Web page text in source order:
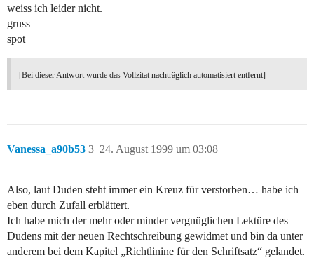
weiss ich leider nicht.
gruss
spot
[Bei dieser Antwort wurde das Vollzitat nachträglich automatisiert entfernt]
Vanessa_a90b53 24. August 1999 um 03:08
3
Also, laut Duden steht immer ein Kreuz für verstorben… habe ich
eben durch Zufall erblättert.
Ich habe mich der mehr oder minder vergnüglichen Lektüre des
Dudens mit der neuen Rechtschreibung gewidmet und bin da unter
anderem bei dem Kapitel „Richtlinine für den Schriftsatz“ gelandet.